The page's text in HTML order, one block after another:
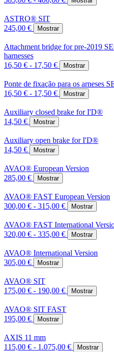
ASTRO® SIT
245,00 €
Mostrar
Attachment bridge for pre-2019
harnesses
16,50 € - 17,50 €
Mostrar
Ponte de fixação para os
16,50 € - 17,50 €
Mostrar
Auxiliary closed brake for I'D®
14,50 €
Mostrar
Auxiliary open brake for I'D®
14,50 €
Mostrar
AVAO® European Version
285,00 €
Mostrar
AVAO® FAST European Version
300,00 € - 315,00 €
Mostrar
AVAO® FAST International
320,00 € - 335,00 €
Mostrar
AVAO® International Version
305,00 €
Mostrar
AVAO® SIT
175,00 € - 190,00 €
Mostrar
AVAO® SIT FAST
195,00 €
Mostrar
AXIS 11 mm
115,00 € - 1.075,00 €
Mostrar